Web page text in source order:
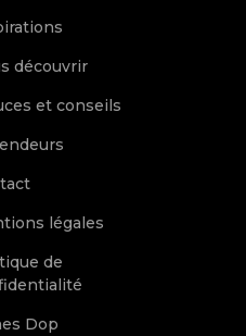
découvrir
et conseils
légales
de
Dop